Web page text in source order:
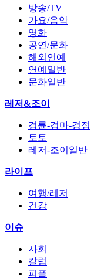
방송/TV
가요/음악
영화
공연/문화
해외연예
연예일반
문화일반
레저&조이
경륜-경마-경정
토토
레저-조이일반
라이프
여행/레저
건강
이슈
사회
칼럼
피플